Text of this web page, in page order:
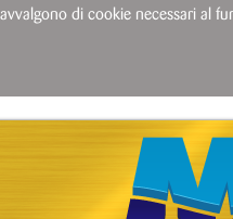
di cookie necessari al